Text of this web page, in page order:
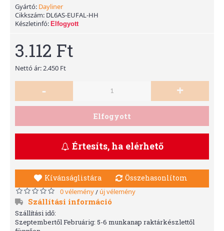
Gyártó: Dayliner
Cikkszám: DL6AS-EUFAL-HH
Készletinfó: Elfogyott
3.112 Ft
Nettó ár: 2.450 Ft
- +
Elfogyott
Értesíts, ha elérhető
Kívánságlistára Összehasonlítom
0 vélemény/ új vélemény
Szállítási információ
Szállítási idő:
Szeptembertől Februárig: 5-6 munkanap raktárkészlettől